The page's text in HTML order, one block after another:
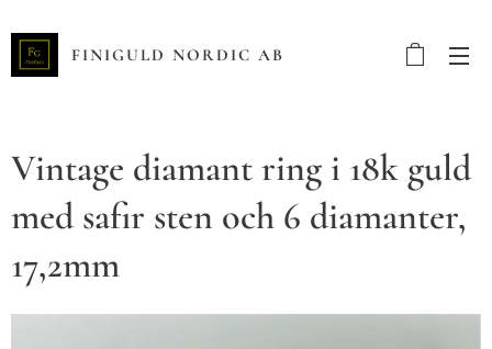
FINIGULD NORDIC AB
Vintage diamant ring i 18k guld
med safir sten och 6 diamanter,
17,2mm